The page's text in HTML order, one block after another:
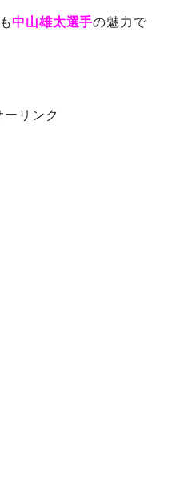
中山雄太選手の魅力で
ーリンク